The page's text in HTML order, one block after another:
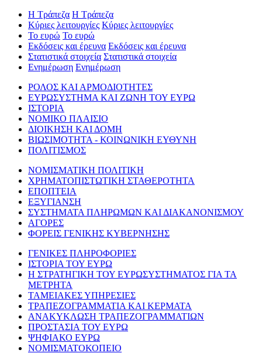
Η Τράπεζα Η Τράπεζα
Κύριες λειτουργίες Κύριες λειτουργίες
Το ευρώ Το ευρώ
Εκδόσεις και έρευνα Εκδόσεις και έρευνα
Στατιστικά στοιχεία Στατιστικά στοιχεία
Ενημέρωση Ενημέρωση
ΡΟΛΟΣ ΚΑΙ ΑΡΜΟΔΙΟΤΗΤΕΣ
ΕΥΡΩΣΥΣΤΗΜΑ ΚΑΙ ΖΩΝΗ ΤΟΥ ΕΥΡΩ
ΙΣΤΟΡΙΑ
ΝΟΜΙΚΟ ΠΛΑΙΣΙΟ
ΔΙΟΙΚΗΣΗ ΚΑΙ ΔΟΜΗ
ΒΙΩΣΙΜΟΤΗΤΑ - ΚΟΙΝΩΝΙΚΗ ΕΥΘΥΝΗ
ΠΟΛΙΤΙΣΜΟΣ
ΝΟΜΙΣΜΑΤΙΚΗ ΠΟΛΙΤΙΚΗ
ΧΡΗΜΑΤΟΠΙΣΤΩΤΙΚΗ ΣΤΑΘΕΡΟΤΗΤΑ
ΕΠΟΠΤΕΙΑ
ΕΞΥΓΙΑΝΣΗ
ΣΥΣΤΗΜΑΤΑ ΠΛΗΡΩΜΩΝ ΚΑΙ ΔΙΑΚΑΝΟΝΙΣΜΟΥ
ΑΓΟΡΕΣ
ΦΟΡΕΙΣ ΓΕΝΙΚΗΣ ΚΥΒΕΡΝΗΣΗΣ
ΓΕΝΙΚΕΣ ΠΛΗΡΟΦΟΡΙΕΣ
ΙΣΤΟΡΙΑ ΤΟΥ ΕΥΡΩ
Η ΣΤΡΑΤΗΓΙΚΗ ΤΟΥ ΕΥΡΩΣΥΣΤΗΜΑΤΟΣ ΓΙΑ ΤΑ
ΜΕΤΡΗΤΑ
ΤΑΜΕΙΑΚΕΣ ΥΠΗΡΕΣΙΕΣ
ΤΡΑΠΕΖΟΓΡΑΜΜΑΤΙΑ ΚΑΙ ΚΕΡΜΑΤΑ
ΑΝΑΚΥΚΛΩΣΗ ΤΡΑΠΕΖΟΓΡΑΜΜΑΤΙΩΝ
ΠΡΟΣΤΑΣΙΑ ΤΟΥ ΕΥΡΩ
ΨΗΦΙΑΚΟ ΕΥΡΩ
ΝΟΜΙΣΜΑΤΟΚΟΠΕΙΟ